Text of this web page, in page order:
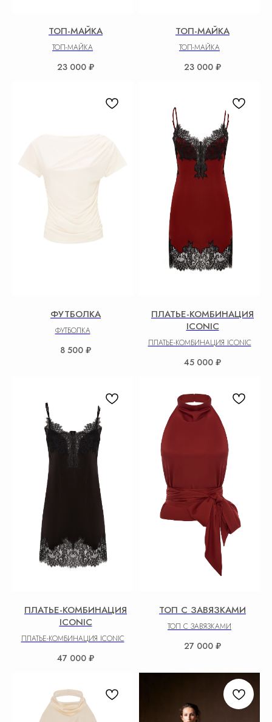
ТОП-МАЙКА
ТОП-МАЙКА
23 000 ₽
ТОП-МАЙКА
ТОП-МАЙКА
23 000 ₽
ФУТБОЛКA
ФУТБОЛКA
8 500 ₽
ПЛАТЬЕ-КОМБИНАЦИЯ
ICONIC
ПЛАТЬЕ-КОМБИНАЦИЯ ICONIC
45 000 ₽
ПЛАТЬЕ-КОМБИНАЦИЯ
ICONIC
ПЛАТЬЕ-КОМБИНАЦИЯ ICONIC
47 000 ₽
ТОП С ЗАВЯЗКАМИ
ТОП С ЗАВЯЗКАМИ
27 000 ₽